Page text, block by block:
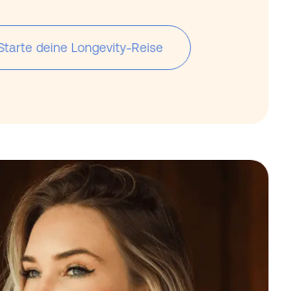
deine Longevity-Reise